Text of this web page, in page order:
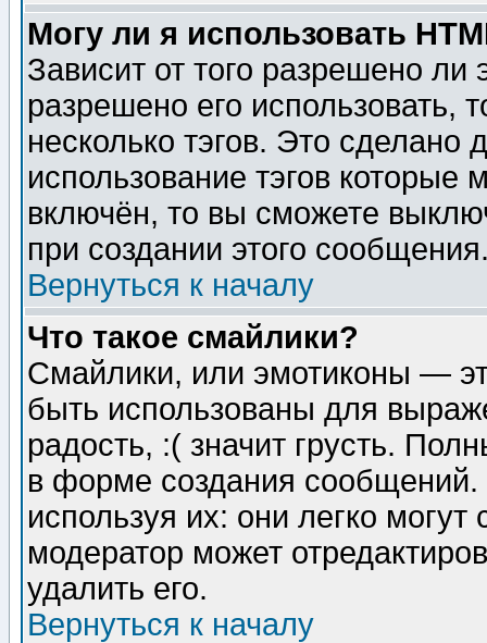
Могу ли я использовать
Зависит от того разрешено
разрешено его использовать,
несколько тэгов. Это сделано
использование тэгов
включён, то вы сможете
при создании этого
Вернуться к началу
Что такое смайлики?
Смайлики, или эмотиконы —
быть использованы для
радость, :( значит грусть.
в форме создания сообщений.
используя их: они легко
модератор может
удалить его.
Вернуться к началу